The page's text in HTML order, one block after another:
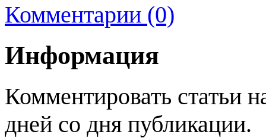
Комментарии (0)
Информация
Комментировать статьи
дней со дня публикации.